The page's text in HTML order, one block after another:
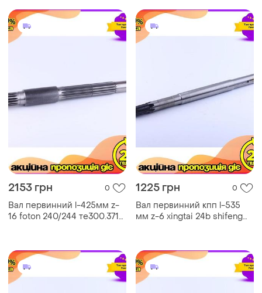
ve-33
2153 грн 0
Вал первинний l-425мм z-
16 foton 240/244 те300.371-
ku-22
1225 грн 0
Вал первинний кпп l-535
мм z-6 xingtai 24b shifeng
ku-22